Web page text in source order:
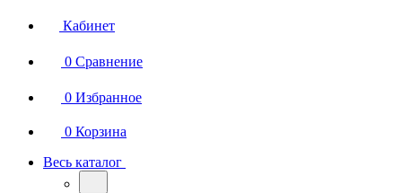
Кабинет
0 Сравнение
0 Избранное
0 Корзина
Весь каталог